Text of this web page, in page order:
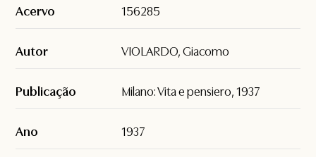
Acervo 156285
Autor VIOLARDO, Giacomo
Publicação Milano: Vita e pensiero, 1937
Ano 1937